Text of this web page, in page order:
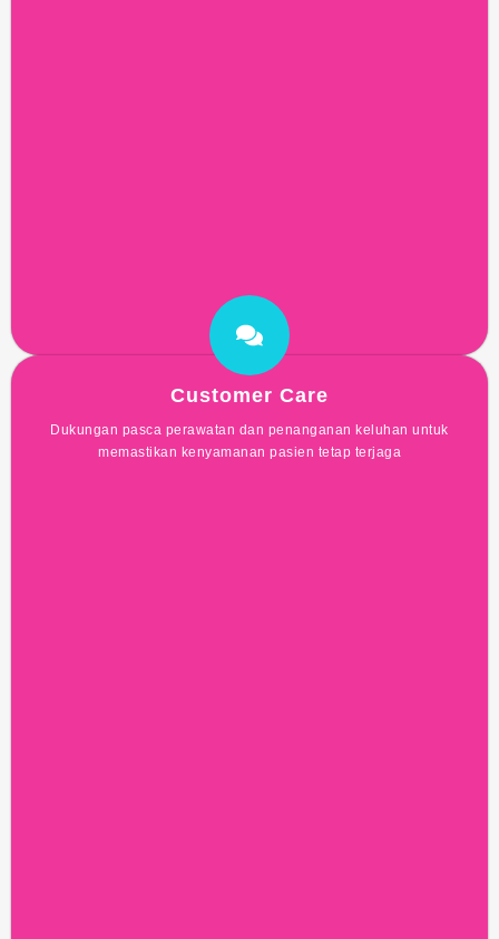
Customer Care
Dukungan pasca perawatan dan penanganan keluhan untuk
memastikan kenyamanan pasien tetap terjaga